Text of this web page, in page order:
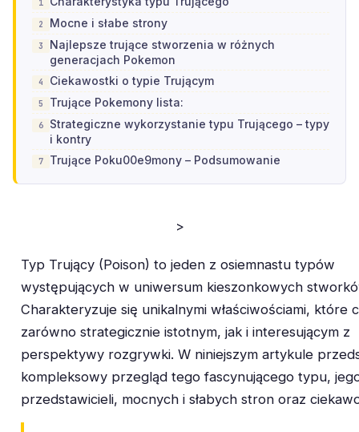
Mocne i słabe strony
Najlepsze trujące stworzenia w różnych
generacjach Pokemon
Ciekawostki o typie Trującym
Trujące Pokemony lista:
Strategiczne wykorzystanie typu Trującego – typy
i kontry
Trujące Poku00e9mony – Podsumowanie
>
Typ Trujący (Poison) to jeden z osiemnastu typów
występujących w uniwersum kieszonkowych
Charakteryzuje się unikalnymi właściwościami, które
zarówno strategicznie istotnym, jak i interesującym z
perspektywy rozgrywki. W niniejszym artykule
kompleksowy przegląd tego fascynującego typu,
przedstawicieli, mocnych i słabych stron oraz